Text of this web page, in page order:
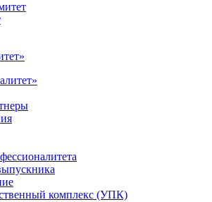
комплекс (УПК)